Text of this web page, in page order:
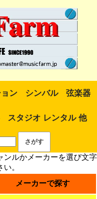
ン シンバル 弦楽器
スタジオ レンタル 他
ンルかメーカーを選び文字
。
メーカーで探す